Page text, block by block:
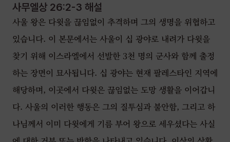
사무엘상 26:2-3 해설
사울 왕은 다윗을 끊임없이 추격하며 그의 생명을 위협하고
있습니다. 이 본문에서는 사울이 십 광야로 내려가 다윗을
찾기 위해 이스라엘에서 선발한 3천 명의 군사와 함께 출정
하는 장면이 묘사됩니다. 십 광야는 현재 팔레스타인 지역에
해당하며, 이곳에서 다윗은 끊임없는 도망 생활을 이어갑니
다. 사울의 이러한 행동은 그의 질투심과 불안함, 그리고 하
나님께서 이미 다윗에게 기름 부어 왕으로 세우셨다는 사실